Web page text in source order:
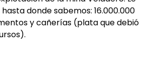
donde sabemos: 16.000.000
y cañerías (plata que debió